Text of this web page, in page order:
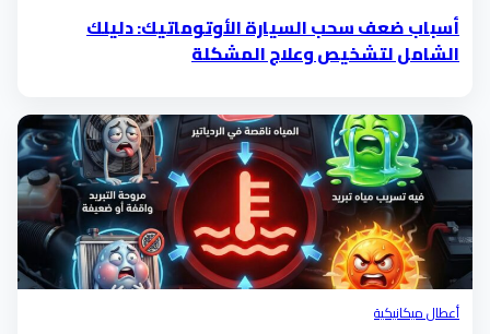
أسباب ضعف سحب السيارة الأوتوماتيك: دليلك
الشامل لتشخيص وعلاج المشكلة
أعطال ميكانيكية